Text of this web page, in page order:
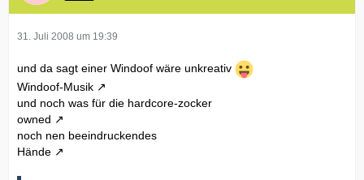
31. Juli 2008 um 19:39
und da sagt einer Windoof wäre unkreativ
Windoof-Musik
und noch was für die hardcore-zocker
owned
noch nen beeindruckendes
Hände